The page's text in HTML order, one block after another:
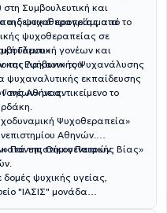
Συμβουλευτική και
της ψυχοθεραπείας από το
ψυχοθεραπείας σε
γονέων και
της Λακανικής Ψυχανάλυσης
ψυχαναλυτικής εκπαίδευσης
της Αθήνας.
προγράμματα
Γάμου»
και Εφήβων» του
» με αντικείμενο το
Ψυχοθεραπεία»
Αθηνών.
» Πανεπιστήμιο Πατρών.
κατά της Οικογενειακής Βίας»
δομές ψυχικής υγείας,
"ΙΑΣΙΣ" μονάδα